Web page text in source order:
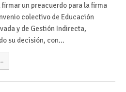
firmar un preacuerdo para la firma
colectivo de Educación
y de Gestión Indirecta,
su decisión, con…